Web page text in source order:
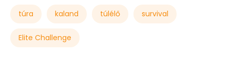
túra kaland túlélő survival
Elite Challenge